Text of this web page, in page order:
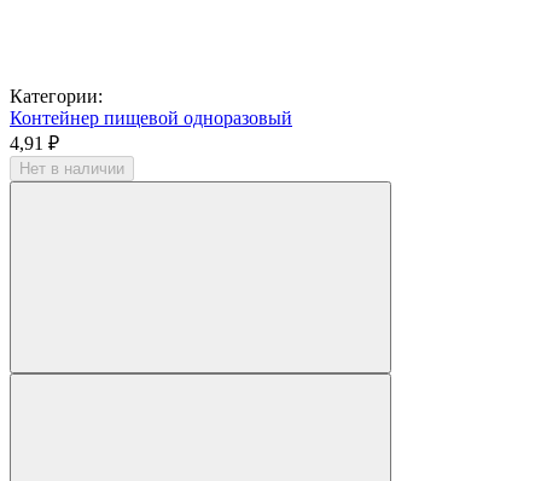
Категории:
Контейнер пищевой одноразовый
4,91 ₽
Нет в наличии